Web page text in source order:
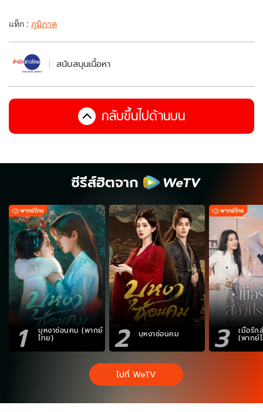
แท็ก : ภูมิภาค
สนับสนุนเนื้อหา
กลับขึ้นไปด้านบน
ซีรีส์ฮิตจาก
1 บุหงาซ่อนคม (พากย์
ไทย) 2 บุหงาซ่อนคม 3 เมื่อรัก
(พากย์
ไปที่ WeTV